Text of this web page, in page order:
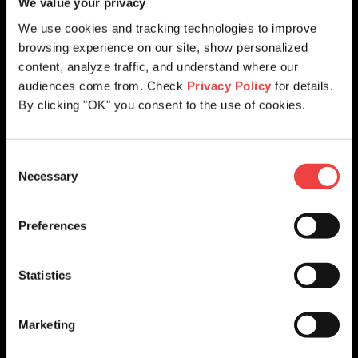
We use cookies and tracking technologies to improve
browsing experience on our site, show personalized
content, analyze traffic, and understand where our
audiences come from. Check Privacy Policy for details.
By clicking "OK" you consent to the use of cookies.
Necessary
Preferences
Statistics
Marketing
Ontdek wat inkoop-
prijzen voor uw marges
kunnen betekenen
Eén abonnement voor alle inkoop-prijzen op
klanten scherpe tarieven aan, verlaag uw churn